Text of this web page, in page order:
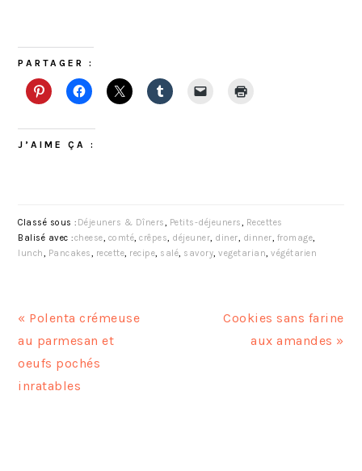
PARTAGER :
J’AIME ÇA :
Classé sous : Déjeuners & Dîners, Petits-déjeuners, Recettes
Balisé avec :cheese, comté,crêpes, déjeuner, diner, dinner, fromage,
lunch, Pancakes, recette, recipe, salé, savory,vegetarian,végétarien
A
r
t
i
« Polenta crémeuse
au parmesan et
oeufs pochés
inratables
A
Cookies sans farine
aux amandes »